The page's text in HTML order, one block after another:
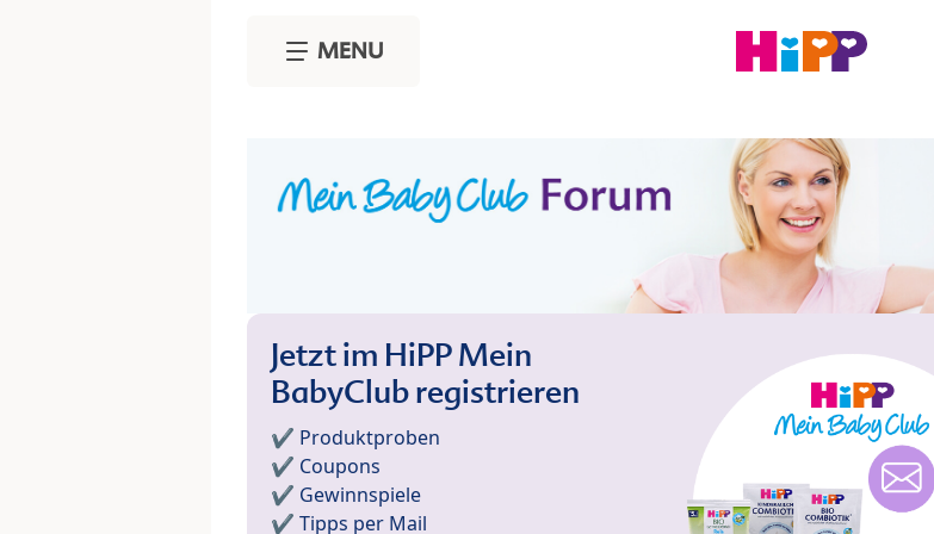
MENU
Jetzt im HiPP Mein
BabyClub registrieren
✔️ Produktproben
✔️ Coupons
✔️ Gewinnspiele
✔️ Tipps per Mail